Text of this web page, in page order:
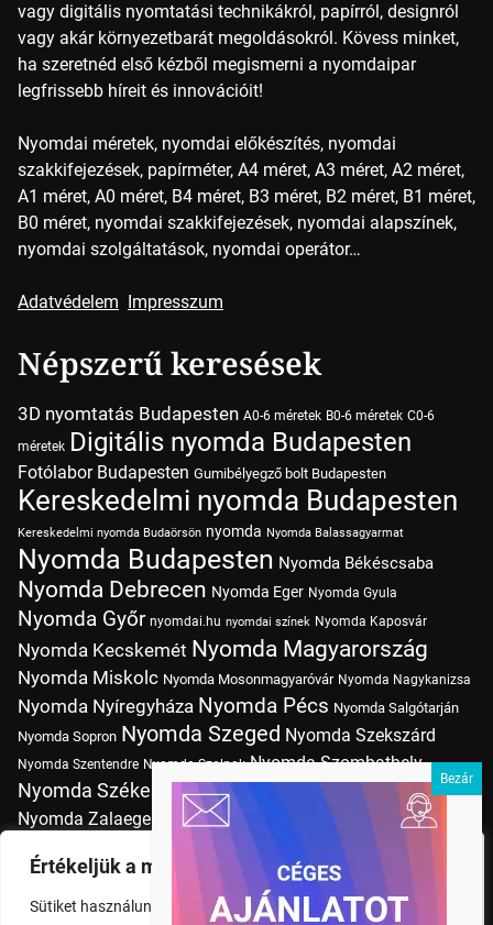
Értékeljük a magánéletét
Sütiket használunk a böngészési élmény fokozására,
vagy digitális nyomtatási technikákról, papírról, designról
vagy akár környezetbarát megoldásokról. Kövess minket,
ha szeretnéd első kézből megismerni a nyomdaipar
legfrissebb híreit és innovációit!
Nyomdai méretek, nyomdai előkészítés, nyomdai
szakkifejezések, papírméter, A4 méret, A3 méret, A2 méret,
A1 méret, A0 méret, B4 méret, B3 méret, B2 méret, B1 méret,
B0 méret, nyomdai szakkifejezések, nyomdai alapszínek,
nyomdai szolgáltatások, nyomdai operátor…
Adatvédelem Impresszum
Népszerű keresések
3D nyomtatás Budapesten A0-6 méretek B0-6 méretek C0-6
méretek Digitális nyomda Budapesten
Fotólabor Budapesten Gumibélyegző bolt Budapesten
Kereskedelmi nyomda Budapesten
Kereskedelmi nyomda Budaörsön nyomda Nyomda Balassagyarmat
Nyomda Budapesten Nyomda Békéscsaba
Nyomda Debrecen Nyomda Eger Nyomda Gyula
Nyomda Győr nyomdai.hu nyomdai színek Nyomda Kaposvár
Nyomda Kecskemét Nyomda Magyarország
Nyomda Miskolc Nyomda Mosonmagyaróvár Nyomda Nagykanizsa
Nyomda Nyíregyháza Nyomda Pécs Nyomda Salgótarján
Nyomda Sopron Nyomda Szeged Nyomda Szekszárd
Nyomda Szentendre Nyomda Szolnok Nyomda Szombathely
Nyomda Székesfehérvár Nyomda Tatabánya Nyomda Vác
Nyomda Zalaegerszeg Nyomda Érd nyomtatás
Nyomtatás Budapesten
Pólónyomtatás Budapesten Szitanyomda Budapesten
Tudásbázis